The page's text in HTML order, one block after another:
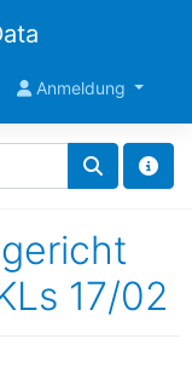
Anmeldung
17/02